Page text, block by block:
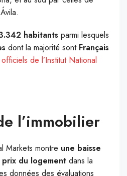
habitants parmi lesquels
dont la majorité sont Français
officiels de l’Institut National
l’immobilier
Markets montre une baisse
du logement dans la
données des évaluations